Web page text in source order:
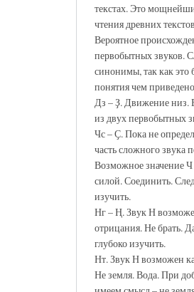
текстах. Это
чтения древних
Вероятное
первобытных звуков.
синонимы, так как
понятия чем
Дз – Ҙ. Движение низ.
из двух первобытных
Чс – Ҫ. Пока не
часть сложного звука
Возможное значение Ч
силой. Соединить.
изучить.
Нг – Ң. Звук Н
отрицания. Не брать.
глубоко изучить.
Нт. Звук Н возможен
Не земля. Вода. При